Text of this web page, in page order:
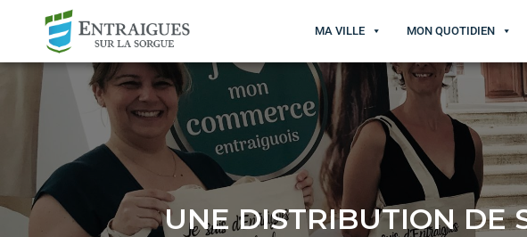
MA VILLE MON QUOTIDIEN
UNE DISTRIBUTION DE